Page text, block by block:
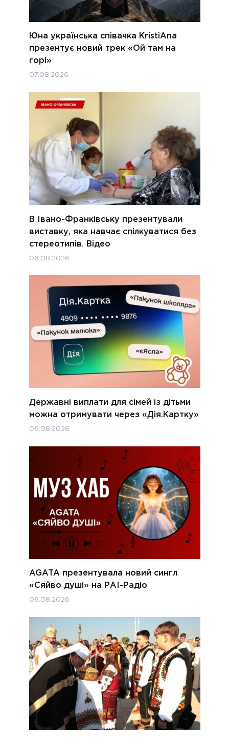
Юна українська співачка KristiAna
презентує новий трек «Ой там на
горі»
07.08.2026
В Івано-Франківську презентували
виставку, яка навчає спілкуватися без
стереотипів. Відео
06.08.2026
Державні виплати для сімей із дітьми
можна отримувати через «Дія.Картку»
06.08.2026
AGATA презентувала новий сингл
«Сяйво душі» на РАІ-Радіо
06.08.2026